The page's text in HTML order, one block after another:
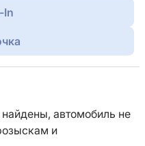
In
автомобиль не
и